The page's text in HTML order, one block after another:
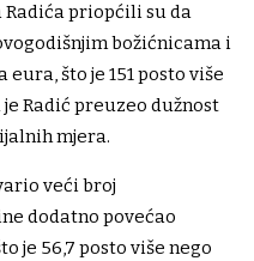
priopćili su da
božićnicama i
što je 151 posto više
Radić preuzeo dužnost
mjera.
veći broj
dodatno povećao
je 56,7 posto više nego